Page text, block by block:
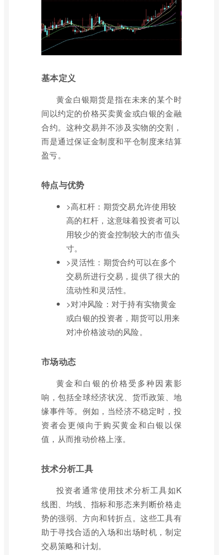
基本定义
黄金白银期货是指在未来的某个时
间以约定的价格买卖黄金或白银的金融
合约。这种交易并不涉及实物的交割，
而是通过保证金制度和平仓制度来结算
盈亏。
特点与优势
>高杠杆：期货交易允许使用较
高的杠杆，这意味着投资者可以
用较少的资金控制较大的市值头
寸。
>灵活性：期货合约可以在多个
交易所进行交易，提供了很大的
流动性和灵活性。
>对冲风险：对于持有实物黄金
或白银的投资者，期货可以用来
对冲价格波动的风险。
市场动态
黄金和白银的价格受多种因素影
响，包括全球经济状况、货币政策、地
缘事件等。例如，当经济不稳定时，投
资者会更倾向于购买黄金和白银以保
值，从而推动价格上涨。
技术分析工具
投资者通常使用技术分析工具如K
线图、均线、指标和形态来判断价格走
势的强弱、方向和转折点。这些工具有
助于寻找合适的入场和出场时机，制定
交易策略和计划。